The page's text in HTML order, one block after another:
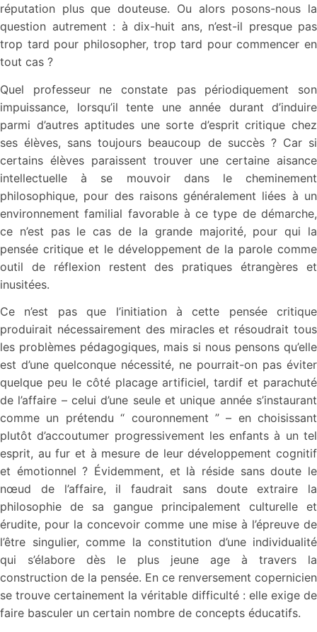
réputation plus que douteuse. Ou alors posons-nous la
question autrement : à dix-huit ans, n’est-il presque pas
trop tard pour philosopher, trop tard pour commencer en
tout cas ?
Quel professeur ne constate pas périodiquement son
impuissance, lorsqu’il tente une année durant d’induire
parmi d’autres aptitudes une sorte d’esprit critique chez
ses élèves, sans toujours beaucoup de succès ? Car si
certains élèves paraissent trouver une certaine aisance
intellectuelle à se mouvoir dans le cheminement
philosophique, pour des raisons généralement liées à un
environnement familial favorable à ce type de démarche,
ce n’est pas le cas de la grande majorité, pour qui la
pensée critique et le développement de la parole comme
outil de réflexion restent des pratiques étrangères et
inusitées.
Ce n’est pas que l’initiation à cette pensée critique
produirait nécessairement des miracles et résoudrait tous
les problèmes pédagogiques, mais si nous pensons qu’elle
est d’une quelconque nécessité, ne pourrait-on pas éviter
quelque peu le côté placage artificiel, tardif et parachuté
de l’affaire – celui d’une seule et unique année s’instaurant
comme un prétendu “ couronnement ” – en choisissant
plutôt d’accoutumer progressivement les enfants à un tel
esprit, au fur et à mesure de leur développement cognitif
et émotionnel ? Évidemment, et là réside sans doute le
nœud de l’affaire, il faudrait sans doute extraire la
philosophie de sa gangue principalement culturelle et
érudite, pour la concevoir comme une mise à l’épreuve de
l’être singulier, comme la constitution d’une individualité
qui s’élabore dès le plus jeune age à travers la
construction de la pensée. En ce renversement copernicien
se trouve certainement la véritable difficulté : elle exige de
faire basculer un certain nombre de concepts éducatifs.